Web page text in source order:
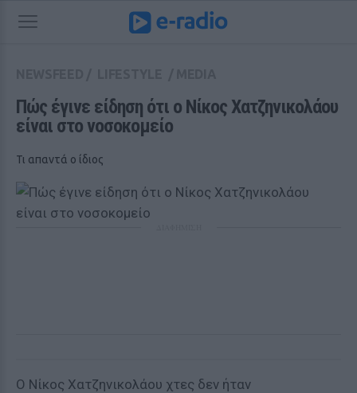
Πώς έγινε είδηση ότι ο Νίκος Χατζηνικολάου
είναι στο νοσοκομείο
Τι απαντά ο ίδιος
Ο Νίκος Χατζηνικολάου χτες δεν ήταν